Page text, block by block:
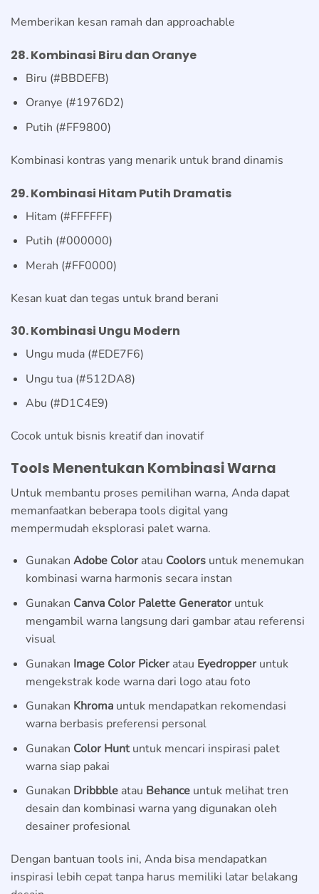
Memberikan kesan ramah dan approachable
28. Kombinasi Biru dan Oranye
Biru (#BBDEFB)
Oranye (#1976D2)
Putih (#FF9800)
Kombinasi kontras yang menarik untuk brand dinamis
29. Kombinasi Hitam Putih Dramatis
Hitam (#FFFFFF)
Putih (#000000)
Merah (#FF0000)
Kesan kuat dan tegas untuk brand berani
30. Kombinasi Ungu Modern
Ungu muda (#EDE7F6)
Ungu tua (#512DA8)
Abu (#D1C4E9)
Cocok untuk bisnis kreatif dan inovatif
Tools Menentukan Kombinasi Warna
Untuk membantu proses pemilihan warna, Anda dapat
memanfaatkan beberapa tools digital yang
mempermudah eksplorasi palet warna.
Gunakan Adobe Coloratau Coolorsuntuk menemukan
kombinasi warna harmonis secara instan
Gunakan Canva Color Palette Generatoruntuk
mengambil warna langsung dari gambar atau referensi
visual
Gunakan Image Color Pickeratau Eyedropperuntuk
mengekstrak kode warna dari logo atau foto
Gunakan Khromauntuk mendapatkan rekomendasi
warna berbasis preferensi personal
Gunakan Color Huntuntuk mencari inspirasi palet
warna siap pakai
Gunakan Dribbbleatau Behanceuntuk melihat tren
desain dan kombinasi warna yang digunakan oleh
desainer profesional
Dengan bantuan tools ini, Anda bisa mendapatkan
inspirasi lebih cepat tanpa harus memiliki latar belakang